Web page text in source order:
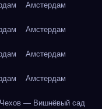
Амстердам
Амстердам
Амстердам
Амстердам
— Вишнёвый сад